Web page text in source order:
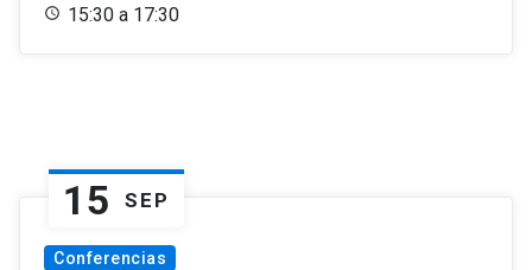
15:30 a 17:30
15 SEP
Conferencias